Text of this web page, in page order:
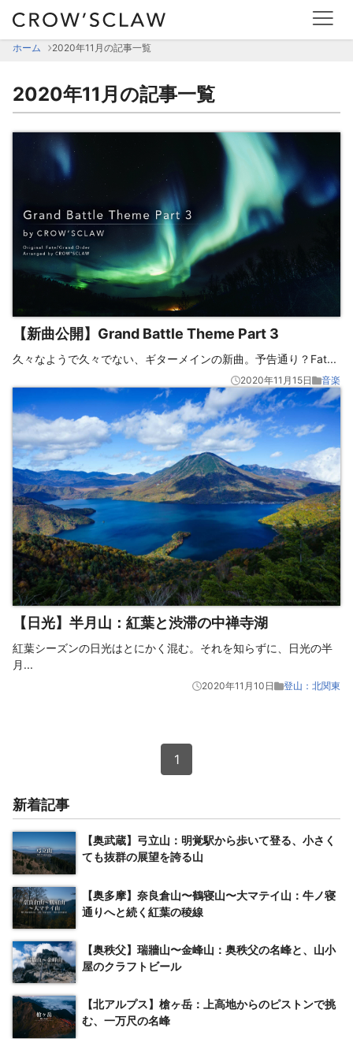
ホーム 2020年11月の記事一覧
2020年11月の記事一覧
【新曲公開】Grand Battle Theme Part 3
久々なようで久々でない、ギターメインの新曲。予告通り？Fat...
2020年11月15日 音楽
【日光】半月山：紅葉と渋滞の中禅寺湖
紅葉シーズンの日光はとにかく混む。それを知らずに、日光の半
月 ...
2020年11月10日 登山：北関東
1
新着記事
【奥武蔵】弓立山：明覚駅から歩いて登る、小さく
ても抜群の展望を誇る山
【奥多摩】奈良倉山〜鶴寝山〜大マテイ山：牛ノ寝
通りへと続く紅葉の稜線
【奥秩父】瑞牆山〜金峰山：奥秩父の名峰と、山小
屋のクラフトビール
【北アルプス】槍ヶ岳：上高地からのピストンで挑
む、一万尺の名峰